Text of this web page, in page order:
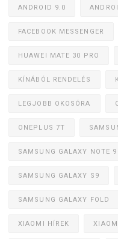
ANDROID 9.0
FACEBOOK MESSENGER
HUAWEI MATE 30 PRO
KÍNÁBÓL RENDELÉS
LEGJOBB OKOSÓRA
ONEPLUS 7T
SAMSUNG GALAXY NOTE 9
SAMSUNG GALAXY S9
SAMSUNG GALAXY FOLD
XIAOMI HÍREK